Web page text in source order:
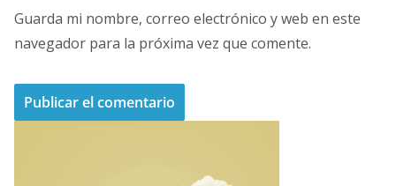
Guarda mi nombre, correo electrónico y web en este
navegador para la próxima vez que comente.